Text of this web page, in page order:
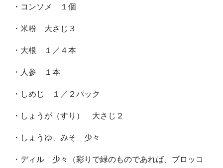
・コンソメ １個
・米粉 大さじ３
・大根 １／４本
・人参 １本
・しめじ １／２パック
・しょうが（すり） 大さじ２
・しょうゆ、みそ 少々
・ディル 少々（彩りで緑のものであれば、ブロッコ